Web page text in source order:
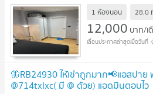
1 ห้องนอน 28.0
12,000 บาท/เ
🦋RB24930 ให้เช่าถูกมาก📢แอสปา
@714txlxc( มี @ ด้วย) แอดมินตอบไว